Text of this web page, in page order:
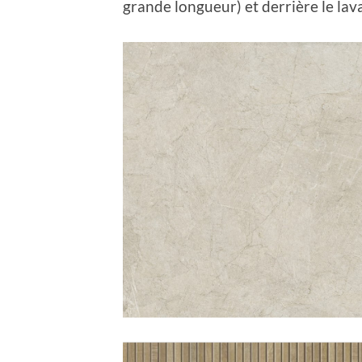
grande longueur) et derrière le